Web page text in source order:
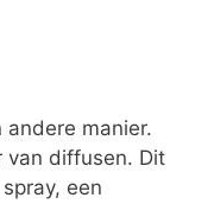
manier.
van diffusen. Dit
een